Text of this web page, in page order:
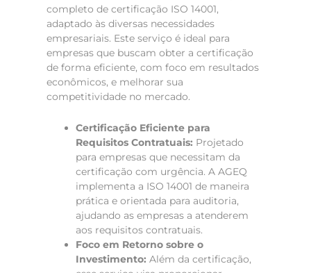
completo de certificação ISO 14001,
adaptado às diversas necessidades
empresariais. Este serviço é ideal para
empresas que buscam obter a certificação
de forma eficiente, com foco em resultados
econômicos, e melhorar sua
competitividade no mercado.
Certificação Eficiente para
Requisitos Contratuais: Projetado
para empresas que necessitam da
certificação com urgência. A AGEQ
implementa a ISO 14001 de maneira
prática e orientada para auditoria,
ajudando as empresas a atenderem
aos requisitos contratuais.
Foco em Retorno sobre o
Investimento: Além da certificação,